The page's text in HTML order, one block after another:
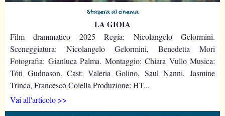
Stasera al cinema
LA GIOIA
Film drammatico 2025 Regia: Nicolangelo Gelormini.
Sceneggiatura: Nicolangelo Gelormini, Benedetta Mori
Fotografia: Gianluca Palma. Montaggio: Chiara Vullo Musica:
Tóti Gudnason. Cast: Valeria Golino, Saul Nanni, Jasmine
Trinca, Francesco Colella Produzione: HT...
Vai all'articolo >>